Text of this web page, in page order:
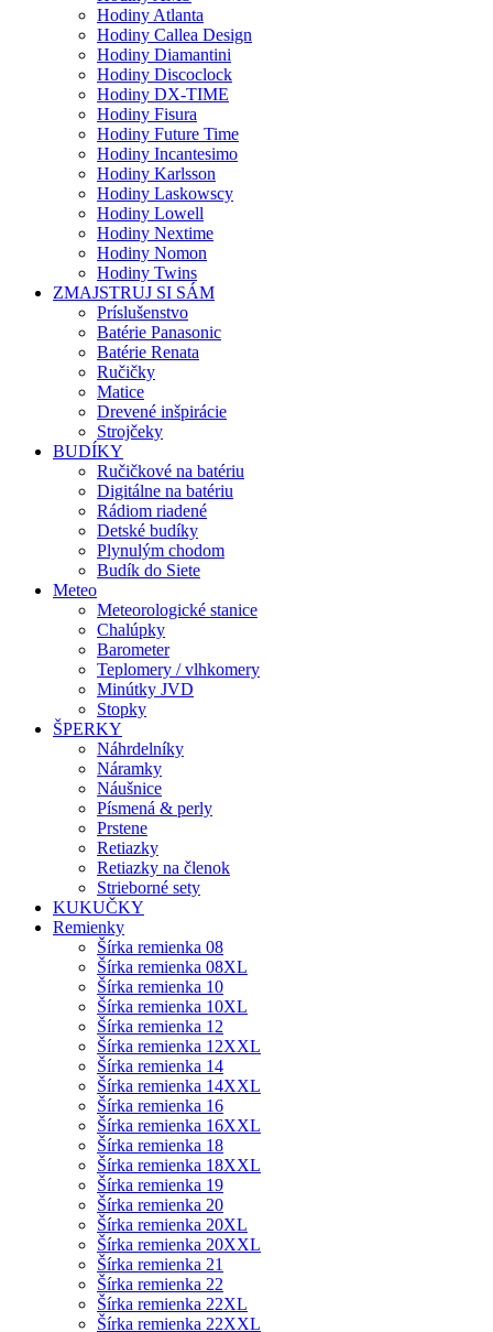
Hodiny Atlanta
Hodiny Callea Design
Hodiny Diamantini
Hodiny Discoclock
Hodiny DX-TIME
Hodiny Fisura
Hodiny Future Time
Hodiny Incantesimo
Hodiny Karlsson
Hodiny Laskowscy
Hodiny Lowell
Hodiny Nextime
Hodiny Nomon
Hodiny Twins
ZMAJSTRUJ SI SÁM
Príslušenstvo
Batérie Panasonic
Batérie Renata
Ručičky
Matice
Drevené inšpirácie
Strojčeky
BUDÍKY
Ručičkové na batériu
Digitálne na batériu
Rádiom riadené
Detské budíky
Plynulým chodom
Budík do Siete
Meteo
Meteorologické stanice
Chalúpky
Barometer
Teplomery / vlhkomery
Minútky JVD
Stopky
ŠPERKY
Náhrdelníky
Náramky
Náušnice
Písmená & perly
Prstene
Retiazky
Retiazky na členok
Strieborné sety
KUKUČKY
Remienky
Šírka remienka 08
Šírka remienka 08XL
Šírka remienka 10
Šírka remienka 10XL
Šírka remienka 12
Šírka remienka 12XXL
Šírka remienka 14
Šírka remienka 14XXL
Šírka remienka 16
Šírka remienka 16XXL
Šírka remienka 18
Šírka remienka 18XXL
Šírka remienka 19
Šírka remienka 20
Šírka remienka 20XL
Šírka remienka 20XXL
Šírka remienka 21
Šírka remienka 22
Šírka remienka 22XL
Šírka remienka 22XXL